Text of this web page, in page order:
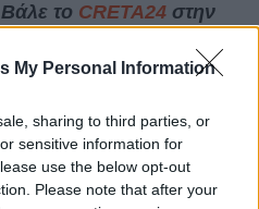
My Personal Information
sharing to third parties, or
sensitive information for
use the below opt-out
Please note that after your
το CRETA24στην
ΣΤΗΝ GOOGLE
από 1 στους 5 καπνίζει